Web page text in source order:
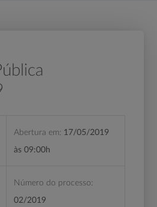
Abertura em: 17/05/2019
às 09:00h
Número do processo:
02/2019